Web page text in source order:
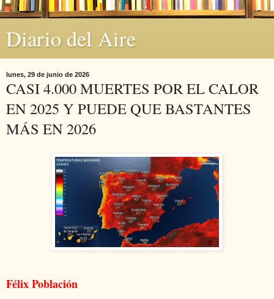
Diario del Aire
lunes, 29 de junio de 2026
CASI 4.000 MUERTES POR EL CALOR
EN 2025 Y PUEDE QUE BASTANTES
MÁS EN 2026
Félix Población